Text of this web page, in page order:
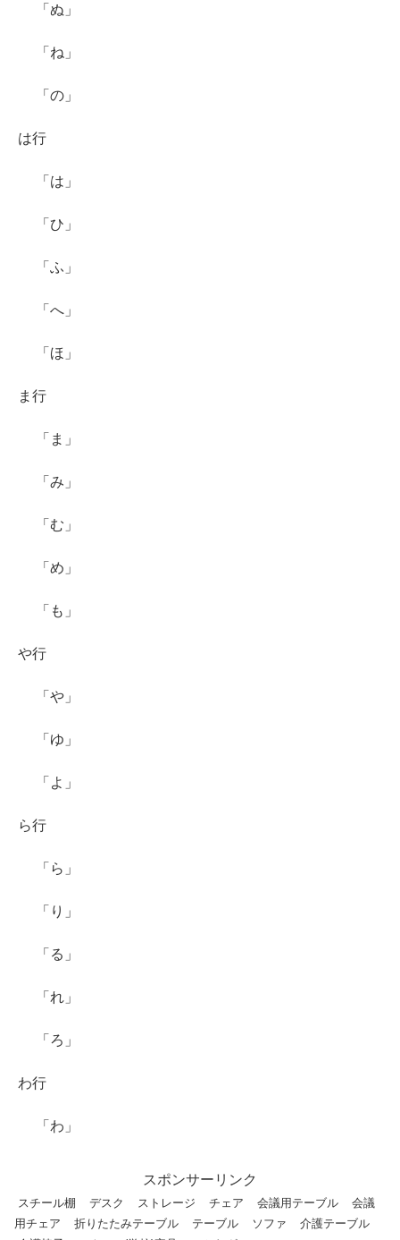
「ぬ」
「ね」
「の」
は行
「は」
「ひ」
「ふ」
「へ」
「ほ」
ま行
「ま」
「み」
「む」
「め」
「も」
や行
「や」
「ゆ」
「よ」
ら行
「ら」
「り」
「る」
「れ」
「ろ」
わ行
「わ」
スポンサーリンク
スチール棚 デスク ストレージ チェア 会議用テーブル
会議
用チェア
折りたたみテーブル テーブル ソファ
介護テーブル